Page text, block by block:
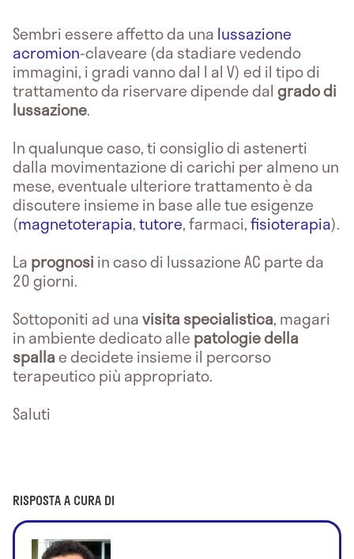
Sembri essere affetto da una lussazione
acromion-claveare (da stadiare vedendo
immagini, i gradi vanno dal I al V) ed il tipo di
trattamento da riservare dipende dal grado di
lussazione.
In qualunque caso, ti consiglio di astenerti
dalla movimentazione di carichi per almeno un
mese, eventuale ulteriore trattamento è da
discutere insieme in base alle tue esigenze
(magnetoterapia,tutore, farmaci,fisioterapia).
La prognosi in caso di lussazione AC parte da
20 giorni.
Sottoponiti ad unavisita specialistica, magari
in ambiente dedicato alle patologie della
spallae decidete insieme il percorso
terapeutico più appropriato.
Saluti
RISPOSTA A CURA DI